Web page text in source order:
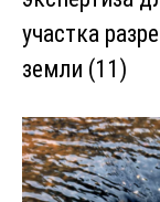
участка
земли (11)